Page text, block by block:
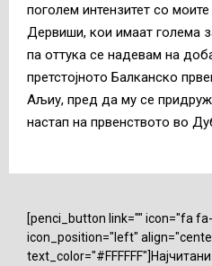
поголем интензитет со
Дервиши, кои имаат голема
па оттука се надевам на
претстојното Балканско
Аљиу, пред да му се
настап на првенството во
[penci_button link="" icon="fa
icon_position="left"